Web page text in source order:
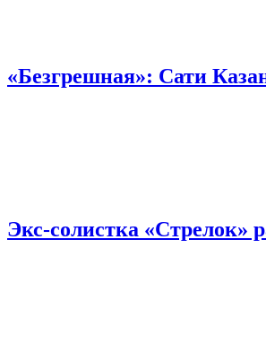
«Безгрешная»: Сати
Экс-солистка